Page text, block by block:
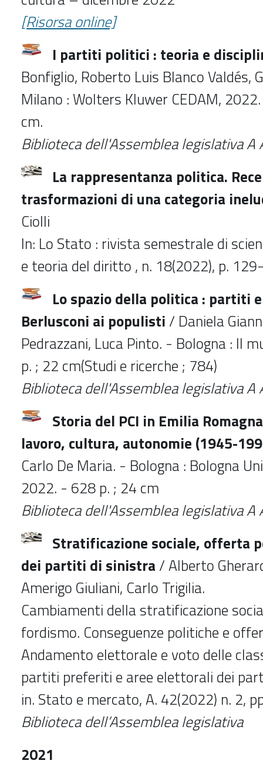
[Risorsa online]
I partiti politici : teoria e
Bonfiglio, Roberto Luis Blanco Valdés,
Milano : Wolters Kluwer CEDAM,
cm.
Biblioteca dell'Assemblea legislativa A
La rappresentanza politica.
trasformazioni di una categoria
Ciolli
In: Lo Stato : rivista semestrale di
e teoria del diritto , n. 18(2022), p.
Lo spazio della politica : partiti
Berlusconi ai populisti / Daniela
Pedrazzani, Luca Pinto. - Bologna : Il
p. ; 22 cm(Studi e ricerche ; 784)
Biblioteca dell'Assemblea legislativa A
Storia del PCI in Emilia
lavoro, cultura, autonomie (1945-
Carlo De Maria. - Bologna : Bologna
2022. - 628 p. ; 24 cm
Bibliotecadell'Assemblea legislativa A
Stratificazione sociale, offerta
dei partiti di sinistra / Alberto
Amerigo Giuliani, Carlo Trigilia.
Cambiamenti della stratificazione
fordismo. Conseguenze politiche e
Andamento elettorale e voto delle
partiti preferiti e aree elettorali dei
in. Stato e mercato, A. 42(2022) n. 2,
Biblioteca dell’Assemblea legislativa
2021